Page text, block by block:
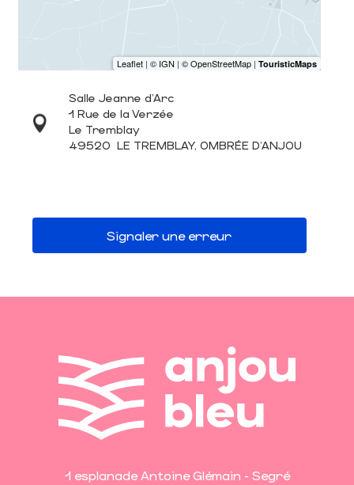
Salle Jeanne d'Arc
1 Rue de la Verzée
Le Tremblay
49520 LE TREMBLAY, OMBRÉE D'ANJOU
Signaler une erreur
1 esplanade Antoine Glémain - Segré